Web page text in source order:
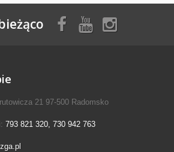
21 97-500 Radomsko
793 821 320, 730 942 763